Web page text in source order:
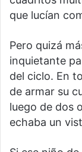
que lucían
Pero quizá
inquietante
del ciclo. En
de armar su
luego de dos
echaba un